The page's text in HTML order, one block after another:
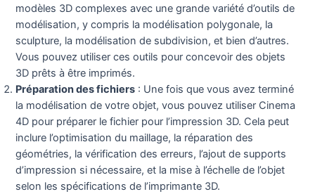
modèles 3D complexes avec une grande variété d’outils de
modélisation, y compris la modélisation polygonale, la
sculpture, la modélisation de subdivision, et bien d’autres.
Vous pouvez utiliser ces outils pour concevoir des objets
3D prêts à être imprimés.
Préparation des fichiers : Une fois que vous avez terminé
la modélisation de votre objet, vous pouvez utiliser Cinema
4D pour préparer le fichier pour l’impression 3D. Cela peut
inclure l’optimisation du maillage, la réparation des
géométries, la vérification des erreurs, l’ajout de supports
d’impression si nécessaire, et la mise à l’échelle de l’objet
selon les spécifications de l’imprimante 3D.